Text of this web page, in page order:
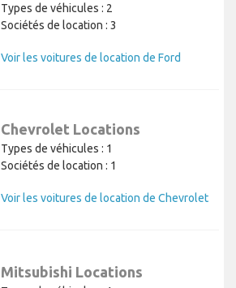
Types de véhicules : 2
Sociétés de location : 3
Voir les voitures de location de Ford
Chevrolet Locations
Types de véhicules : 1
Sociétés de location : 1
Voir les voitures de location de Chevrolet
Mitsubishi Locations